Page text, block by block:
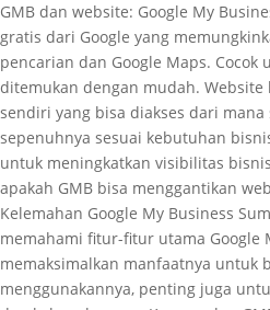
GMB dan website: Google My
gratis dari Google yang
pencarian dan Google Maps.
ditemukan dengan mudah.
sendiri yang bisa diakses dari
sepenuhnya sesuai kebutuhan
untuk meningkatkan visibilitas
apakah GMB bisa menggantikan
Kelemahan Google My Business
memahami fitur-fitur utama Google
memaksimalkan manfaatnya untuk
menggunakannya, penting juga